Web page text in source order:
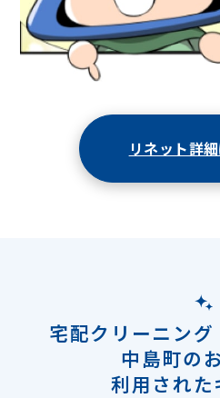
リネット詳
宅配クリーニン
中島町の
利用された